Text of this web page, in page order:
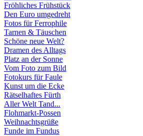
Fröhliches Frühstück
Den Euro umgedreht
Fotos für Ferrophile
Tarnen & Täuschen
Schöne neue Welt?
Dramen des Alltags
Platz an der Sonne
Vom Foto zum Bild
Fotokurs für Faule
Kunst um die Ecke
Rätselhaftes Fürth
Aller Welt Tand...
Flohmarkt-Possen
Weihnachtsgrüße
Funde im Fundus